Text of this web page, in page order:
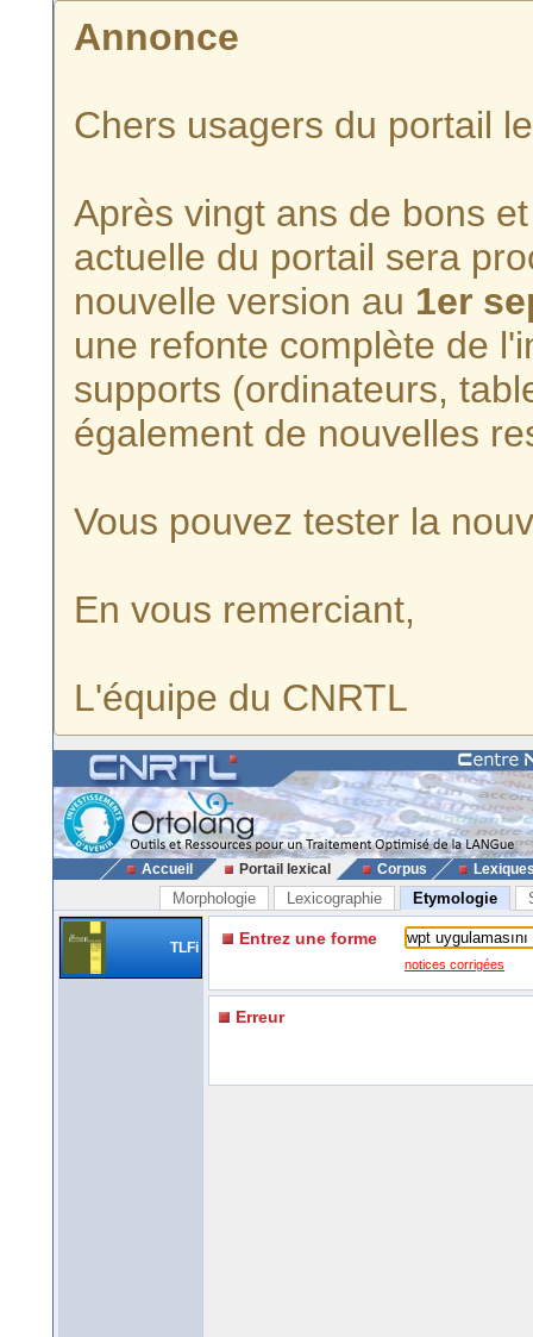
Annonce
Chers usagers du portail
Après vingt ans de bons
actuelle du portail sera
nouvelle version au 1er
une refonte complète de
supports (ordinateurs,
également de nouvelles
Vous pouvez tester la
En vous remerciant,
L'équipe du CNRTL
Accueil Portail lexical Corpus
Morphologie Lexicographie Etymologie
TLFi Entrez une forme
notices corrigées
Erreur